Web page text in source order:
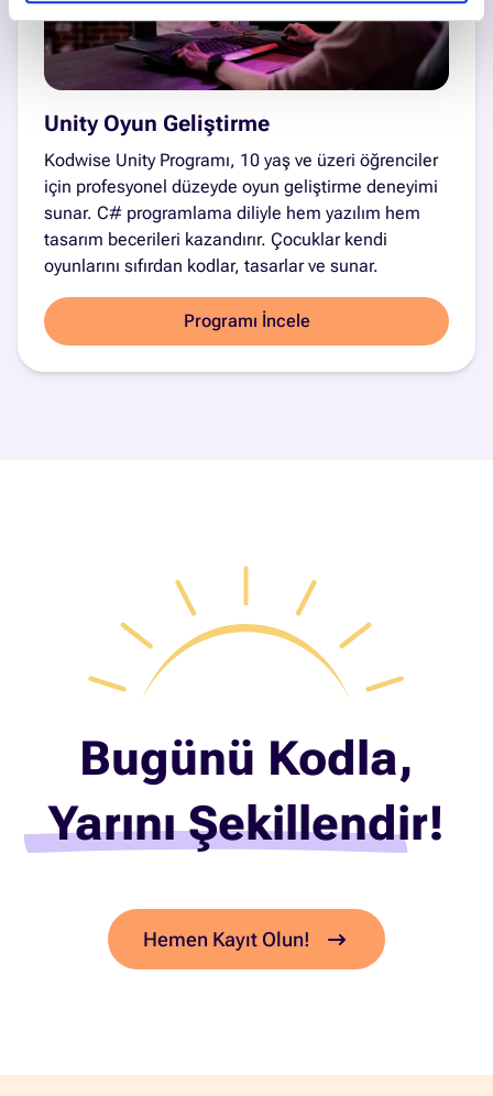
Unity Oyun Geliştirme
Kodwise Unity Programı, 10 yaş ve üzeri öğrenciler
için profesyonel düzeyde oyun geliştirme deneyimi
sunar. C# programlama diliyle hem yazılım hem
tasarım becerileri kazandırır. Çocuklar kendi
oyunlarını sıfırdan kodlar, tasarlar ve sunar.
Programı İncele
Bugünü Kodla,
Yarını Şekillendir!
Hemen Kayıt Olun!